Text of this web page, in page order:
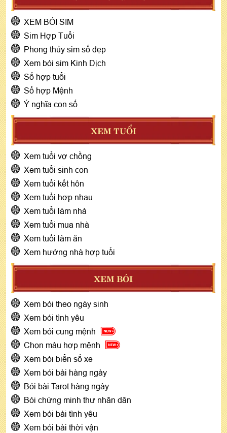
XEM BÓI SIM
Sim Hợp Tuổi
Phong thủy sim số đẹp
Xem bói sim Kinh Dịch
Số hợp tuổi
Số hợp Mệnh
Ý nghĩa con số
XEM TUỔI
Xem tuổi vợ chồng
Xem tuổi sinh con
Xem tuổi kết hôn
Xem tuổi hợp nhau
Xem tuổi làm nhà
Xem tuổi mua nhà
Xem tuổi làm ăn
Xem hướng nhà hợp tuổi
XEM BÓI
Xem bói theo ngày sinh
Xem bói tình yêu
Xem bói cung mệnh
Chọn màu hợp mệnh
Xem bói biển số xe
Xem bói bài hàng ngày
Bói bài Tarot hàng ngày
Bói chứng minh thư nhân dân
Xem bói bài tình yêu
Xem bói bài thời vận